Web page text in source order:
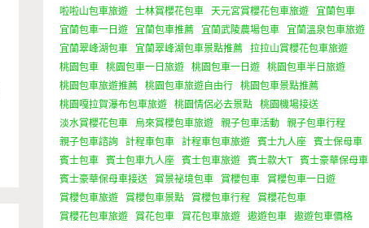
啦啦山包車旅遊
士林賞櫻花包車 天元宮賞櫻花包車旅遊
宜蘭包車
宜蘭包車一日遊
宜蘭包車推薦 宜蘭武陵農場包車
宜蘭溫泉包車旅遊
宜蘭翠峰湖包車
宜蘭翠峰湖包車景點推薦
拉拉山賞櫻花包車旅遊
桃園包車
桃園包車一日旅遊 桃園包車一日遊
桃園包車半日旅遊
桃園包車旅遊推薦
桃園包車旅遊自由行
桃園包車景點推薦
桃園嘎拉賀瀑布包車旅遊
桃園情侶必去景點
桃園機場接送
淡水賞櫻花包車
烏來賞櫻包車旅遊 親子包車活動
親子包車行程
親子包車諮詢
計程車包車 計程車包車旅遊 賓士九人座
賓士保母車
賓士包車
賓士包車九人座 賓士包車旅遊 賓士款大T
賓士豪華保母車
賓士豪華保母車接送
賞景祕境包車 賞櫻包車
賞櫻包車一日遊
賞櫻包車旅遊
賞櫻包車景點 賞櫻包車行程
賞櫻花包車
賞櫻花包車旅遊
賞花包車 賞花包車旅遊 遨遊包車
遨遊包車價格